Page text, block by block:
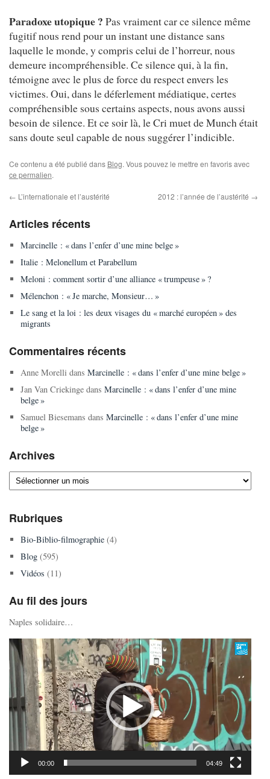
Paradoxe utopique ? Pas vraiment car ce silence même
fugitif nous rend pour un instant une distance sans
laquelle le monde, y compris celui de l’horreur, nous
demeure incompréhensible. Ce silence qui, à la fin,
témoigne avec le plus de force du respect envers les
victimes. Oui, dans le déferlement médiatique, certes
compréhensible sous certains aspects, nous avons aussi
besoin de silence. Et ce soir là, le Cri muet de Munch était
sans doute seul capable de nous suggérer l’indicible.
Ce contenu a été publié dans Blog. Vous pouvez le mettre en favoris avec
ce permalien.
← L’internationale et l’austérité 2012 : l’année de l’austérité →
Articles récents
Marcinelle : « dans l’enfer d’une mine belge »
Italie : Melonellum et Parabellum
Meloni : comment sortir d’une alliance « trumpeuse » ?
Mélenchon : « Je marche, Monsieur… »
Le sang et la loi : les deux visages du « marché européen » des
migrants
Commentaires récents
Anne Morelli dans Marcinelle : « dans l’enfer d’une mine belge »
Jan Van Criekingedans Marcinelle : « dans l’enfer d’une mine
belge »
Samuel Biesemans dans Marcinelle : « dans l’enfer d’une mine
belge »
Archives
Archives
Rubriques
Bio-Biblio-filmographie(4)
Blog(595)
Vidéos (11)
Au fil des jours
Naples solidaire…
Lecteur
vidéo
00:00 04:49